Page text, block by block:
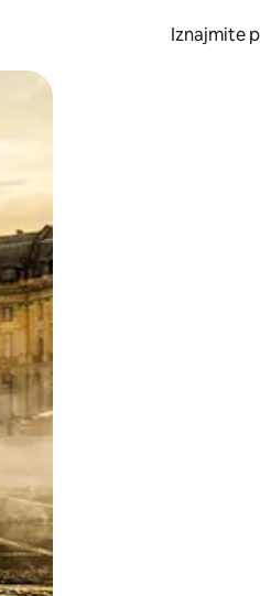
Iznajmite
prstom po zaslonu.